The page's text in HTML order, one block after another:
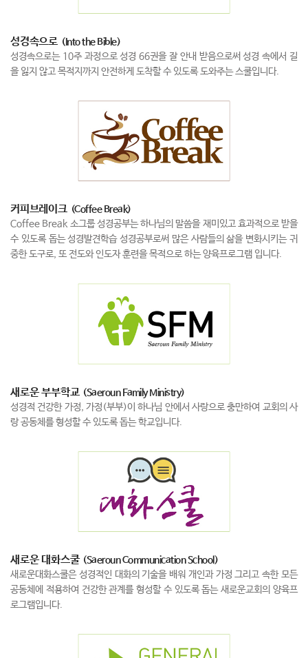
성경속으로 (Into the Bible)
성경속으로는 10주 과정으로 성경 66권을 잘 안내 받음으로써 성경 속에서 길
을 잃지 않고 목적지까지 안전하게 도착할 수 있도록 도와주는 스쿨입니다.
커피브레이크 (Coffee Break)
Coffee Break 소그룹 성경공부는 하나님의 말씀을 재미있고 효과적으로 받을
수 있도록 돕는 성경발견학습 성경공부로써 많은 사람들의 삶을 변화시키는 귀
중한 도구로, 또 전도와 인도자 훈련을 목적으로 하는 양육프로그램 입니다.
새로운 부부학교 (Saeroun Family Ministry)
성경적 건강한 가정, 가정(부부)이 하나님 안에서 사랑으로 충만하여 교회의 사
랑 공동체를 형성할 수 있도록 돕는 학교입니다.
새로운 대화스쿨 (Saeroun Communication School)
새로운대화스쿨은 성경적인 대화의 기술을 배워 개인과 가정 그리고 속한 모든
공동체에 적용하여 건강한 관계를 형성할 수 있도록 돕는 새로운교회의 양육프
로그램입니다.